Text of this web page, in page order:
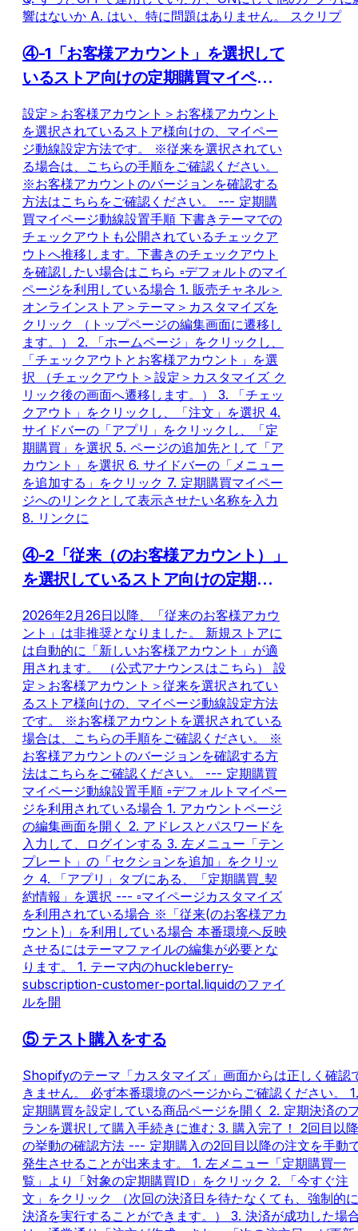
響はないか A. はい、特に問題はありません。 スクリプ
④-1「お客様アカウント」を選択して
いるストア向けの定期購買マイページ
設定＞お客様アカウント＞お客様アカウント
を選択されているストア様向けの、マイペー
ジ動線設定方法です。 ※従来を選択されてい
る場合は、こちらの手順をご確認ください。
※お客様アカウントのバージョンを確認する
方法はこちらをご確認ください。 --- 定期購
買マイページ動線設置手順 下書きテーマでの
チェックアウトも公開されているチェックア
ウトへ推移します。下書きのチェックアウト
を確認したい場合はこちら ▫️デフォルトのマイ
ページを利用している場合 1. 販売チャネル＞
オンラインストア＞テーマ＞カスタマイズを
クリック （トップページの編集画面に遷移し
ます。） 2. 「ホームページ」をクリックし、
「チェックアウトとお客様アカウント」を選
択 （チェックアウト＞設定＞カスタマイズ ク
リック後の画面へ遷移します。） 3. 「チェッ
クアウト」をクリックし、「注文」を選択 4.
サイドバーの「アプリ」をクリックし、「定
期購買」を選択 5. ページの追加先として「ア
カウント」を選択 6. サイドバーの「メニュー
を追加する」をクリック 7. 定期購買マイペー
ジへのリンクとして表示させたい名称を入力
8. リンクに
④-2「従来（のお客様アカウント）」
を選択しているストア向けの定期購買
2026年2月26日以降、「従来のお客様アカウ
ント」は非推奨となりました。 新規ストアに
は自動的に「新しいお客様アカウント」が適
用されます。 （公式アナウンスはこちら） 設
定＞お客様アカウント＞従来を選択されてい
るストア様向けの、マイページ動線設定方法
です。 ※お客様アカウントを選択されている
場合は、こちらの手順をご確認ください。 ※
お客様アカウントのバージョンを確認する方
法はこちらをご確認ください。 --- 定期購買
マイページ動線設置手順 ▫️デフォルトマイペー
ジを利用されている場合 1. アカウントページ
の編集画面を開く 2. アドレスとパスワードを
入力して、ログインする 3. 左メニュー「テン
プレート」の「セクションを追加」をクリッ
ク 4. 「アプリ」タブにある、「定期購買_契
約情報」を選択 --- ▫️マイページカスタマイズ
を利用されている場合 ※「従来(のお客様アカ
ウント)」を利用している場合 本番環境へ反映
させるにはテーマファイルの編集が必要とな
ります。 1. テーマ内のhuckleberry-
subscription-customer-portal.liquidのファイ
ルを開
⑤ テスト購入をする
Shopifyのテーマ「カスタマイズ」画面からは正しく確認
きません。 必ず本番環境のページからご確認ください。 1.
定期購買を設定している商品ページを開く 2. 定期決済の
ランを選択して購入手続きに進む 3. 購入完了！ 2回目以降
の挙動の確認方法 --- 定期購入の2回目以降の注文を手動
発生させることが出来ます。 1. 左メニュー「定期購買一
覧」より「対象の定期購買ID」をクリック 2. 「今すぐ注
文」をクリック （次回の決済日を待たなくても、強制的に
決済を実行することができます。） 3. 決済が成功した場